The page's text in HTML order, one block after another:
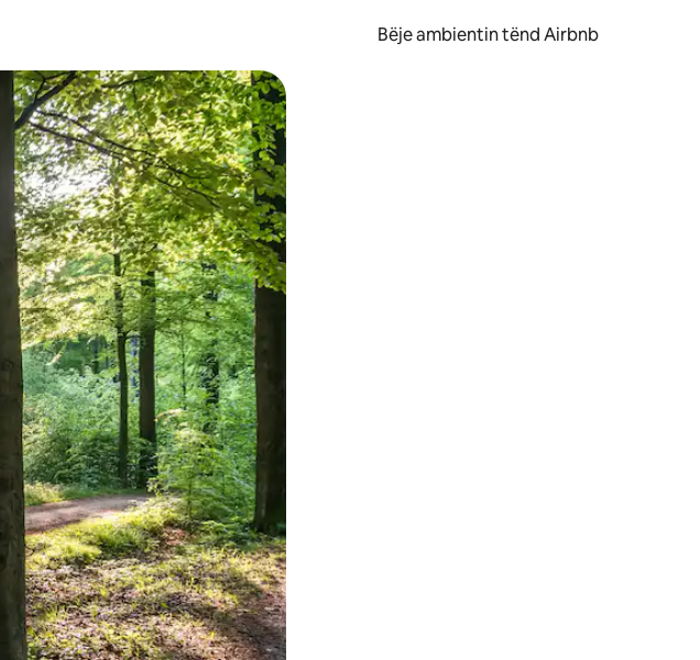
Bëje ambientin tënd Airbnb
duke prekur ose duke lëvizur ekranin.